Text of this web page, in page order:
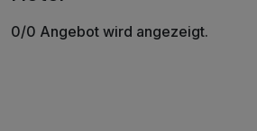
0/0 Angebot wird angezeigt.